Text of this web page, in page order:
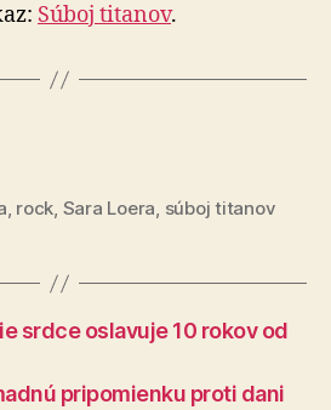
Súboj titanov.
, rock, Sara Loera, súboj titanov
srdce oslavuje 10 rokov od
pripomienku proti dani